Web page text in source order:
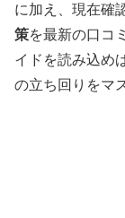
に加え、現在確
策を最新の口コ
イドを読み込め
の立ち回りをマ